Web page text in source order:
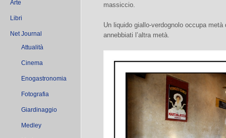
Arte
Libri
Net Journal
Attualità
Cinema
Enogastronomia
Fotografia
Giardinaggio
Medley
massiccio.
Un liquido giallo-verdognolo occupa
annebbiati l’altra metà.